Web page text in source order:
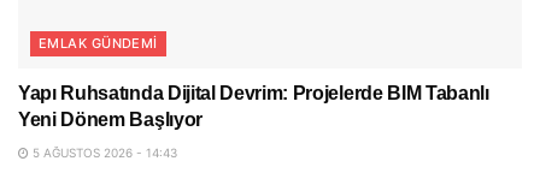
EMLAK GÜNDEMI
Yapı Ruhsatında Dijital Devrim: Projelerde BIM Tabanlı
Yeni Dönem Başlıyor
5 AĞUSTOS 2026 - 14:43